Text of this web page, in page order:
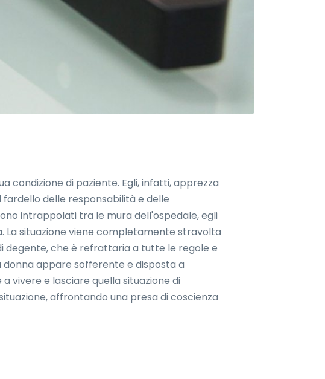
condizione di paziente. Egli, infatti, apprezza
delle responsabilità e delle
intrappolati tra le mura dell'ospedale, egli
La situazione viene completamente stravolta
degente, che è refrattaria a tutte le regole e
donna appare sofferente e disposta a
vivere e lasciare quella situazione di
affrontando una presa di coscienza